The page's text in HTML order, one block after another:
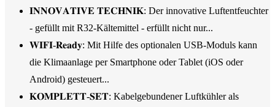
𝐈𝐍𝐍𝐎𝐕𝐀𝐓𝐈𝐕𝐄 𝐓𝐄𝐂𝐇𝐍𝐈𝐊: Der innovative Luftentfeuchter
- gefüllt mit R32-Kältemittel - erfüllt nicht nur...
𝐖𝐈𝐅𝐈-𝐑𝐞𝐚𝐝𝐲: Mit Hilfe des optionalen USB-Moduls kann
die Klimaanlage per Smartphone oder Tablet (iOS oder
Android) gesteuert...
𝐊𝐎𝐌𝐏𝐋𝐄𝐓𝐓-𝐒𝐄𝐓: Kabelgebundener Luftkühler als